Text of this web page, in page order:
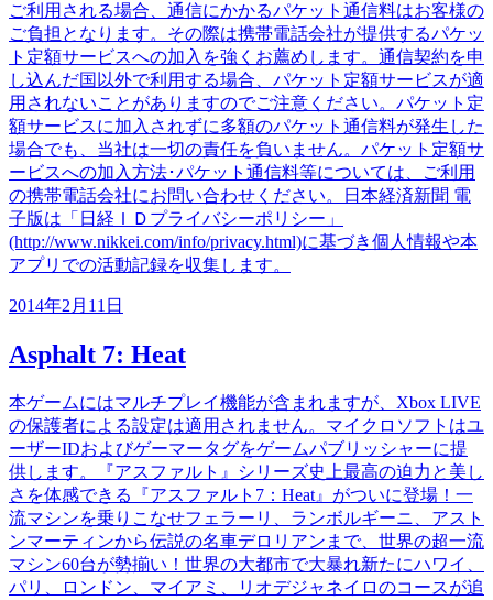
ご利用される場合、通信にかかるパケット通信料はお客様の
ご負担となります。その際は携帯電話会社が提供するパケッ
ト定額サービスへの加入を強くお薦めします。通信契約を申
し込んだ国以外で利用する場合、パケット定額サービスが適
用されないことがありますのでご注意ください。パケット定
額サービスに加入されずに多額のパケット通信料が発生した
場合でも、当社は一切の責任を負いません。パケット定額サ
ービスへの加入方法･パケット通信料等については、ご利用
の携帯電話会社にお問い合わせください。日本経済新聞 電
子版は「日経ＩＤプライバシーポリシー」
(http://www.nikkei.com/info/privacy.html)に基づき個人情報や本
アプリでの活動記録を収集します。
2014年2月11日
Asphalt 7: Heat
本ゲームにはマルチプレイ機能が含まれますが、Xbox LIVE
の保護者による設定は適用されません。マイクロソフトはユ
ーザーIDおよびゲーマータグをゲームパブリッシャーに提
供します。『アスファルト』シリーズ史上最高の迫力と美し
さを体感できる『アスファルト7：Heat』がついに登場！一
流マシンを乗りこなせフェラーリ、ランボルギーニ、アスト
ンマーティンから伝説の名車デロリアンまで、世界の超一流
マシン60台が勢揃い！世界の大都市で大暴れ新たにハワイ、
パリ、ロンドン、マイアミ、リオデジャネイロのコースが追